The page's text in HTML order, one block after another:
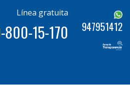
Línea gratuita
800-15-170 947951412